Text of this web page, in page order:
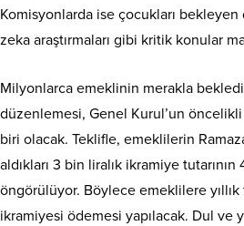
Komisyonlarda ise çocukları
zeka araştırmaları gibi kritik konular
Milyonlarca emeklinin merakla
düzenlemesi, Genel Kurul’un
biri olacak. Teklifle, emeklilerin
aldıkları 3 bin liralık ikramiye
öngörülüyor. Böylece emeklilere
ikramiyesi ödemesi yapılacak. Dul ve